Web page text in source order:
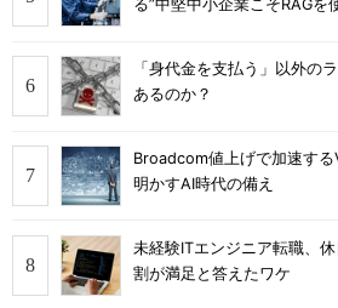
る”中堅中小企業こそRAGを
「身代金を支払う」以外の
あるのか？
Broadcom値上げで加速す
明かすAI時代の備え
未経験ITエンジニア転職、
割が満足と答えたワケ